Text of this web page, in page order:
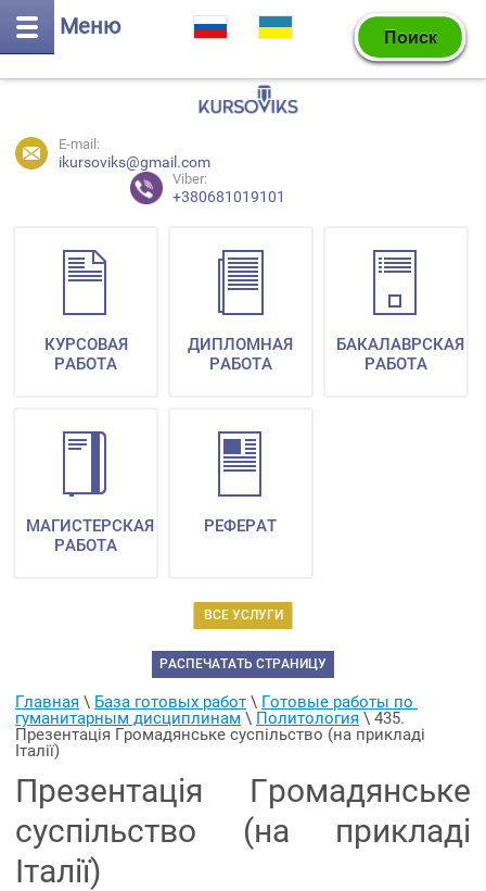
Меню
E-mail:
ikursoviks@gmail.com
Viber:
+380681019101
ВСЕ УСЛУГИ
КУРСОВАЯ
РАБОТА
ДИПЛОМНАЯ
РАБОТА
БАКАЛАВРСКАЯ
РАБОТА
МАГИСТЕРСКАЯ
РАБОТА
РЕФЕРАТ
РАСПЕЧАТАТЬ СТРАНИЦУ
Главная \ База готовых работ \ Готовые работы по
гуманитарным дисциплинам \ Политология \ 435.
Презентація Громадянське суспільство (на прикладі
Італії)
Презентація Громадянське
суспільство (на прикладі
Італії)